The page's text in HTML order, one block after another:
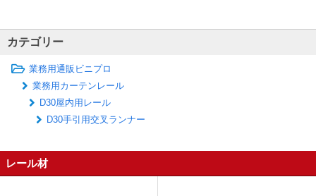
カテゴリー
業務用通販ビニプロ
業務用カーテンレール
D30屋内用レール
D30手引用交叉ランナー
レール材